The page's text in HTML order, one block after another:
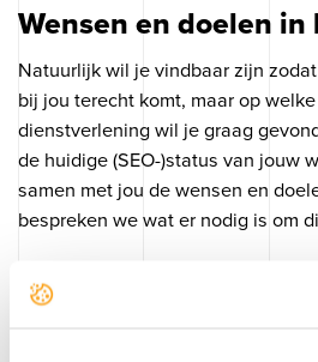
Wensen en doelen
Natuurlijk wil je vindbaar zijn
bij jou terecht komt, maar op
dienstverlening wil je graag
de huidige (SEO-)status van jouw
samen met jou de wensen en
bespreken we wat er nodig is om
De technische start